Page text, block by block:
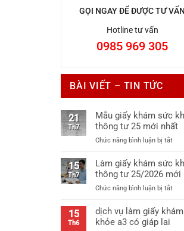
GỌI NGAY ĐỂ ĐƯỢC TƯ VẤN
Hotline tư vấn
0985 969 305
BÀI VIẾT – TIN TỨC
21
Th7
Mẫu giấy khám sức
thông tư 25 mới nhất
Chức năng bình luận bị tắtở
giấy
khỏe
tư
15
Th7
Làm giấy khám sức
thông tư 25/2026 mới
Chức năng bình luận bị tắtở
giấy
15
Th6
dịch vụ làm giấy
khỏe a3 có giáp lai